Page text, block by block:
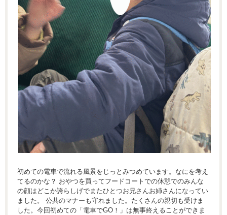
初めての電車で流れる風景をじっとみつめています。なにを考え
てるのかな？ おやつを買ってフードコートでの休憩でのみんな
の顔はどこか誇らしげでまたひとつお兄さんお姉さんになってい
ました。 公共のマナーも守れました。たくさんの親切も受けま
した。今回初めての「電車でGO！」は無事終えることができま